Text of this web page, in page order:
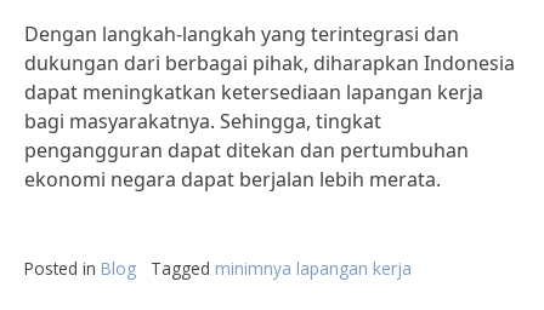
Dengan langkah-langkah yang terintegrasi dan
dukungan dari berbagai pihak, diharapkan Indonesia
dapat meningkatkan ketersediaan lapangan kerja
bagi masyarakatnya. Sehingga, tingkat
pengangguran dapat ditekan dan pertumbuhan
ekonomi negara dapat berjalan lebih merata.
Posted in Blog Tagged minimnya lapangan kerja